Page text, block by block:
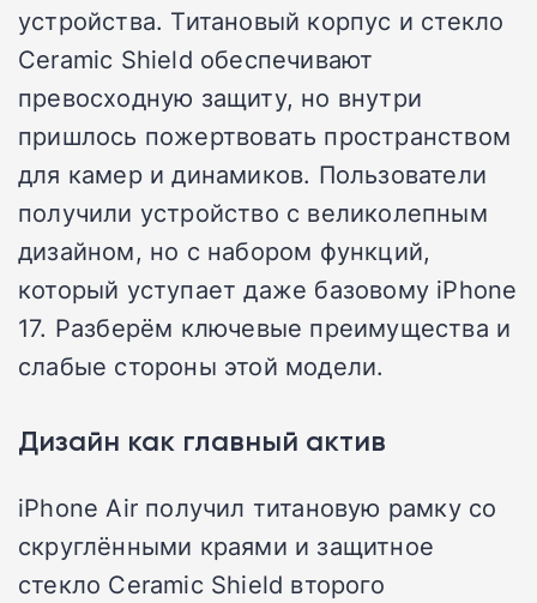
устройства. Титановый корпус и стекло
Ceramic Shield обеспечивают
превосходную защиту, но внутри
пришлось пожертвовать пространством
для камер и динамиков. Пользователи
получили устройство с великолепным
дизайном, но с набором функций,
который уступает даже базовому iPhone
17. Разберём ключевые преимущества и
слабые стороны этой модели.
Дизайн как главный актив
iPhone Air получил титановую рамку со
скруглёнными краями и защитное
стекло Ceramic Shield второго